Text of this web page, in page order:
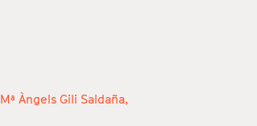
Mª Àngels Gili Saldaña,